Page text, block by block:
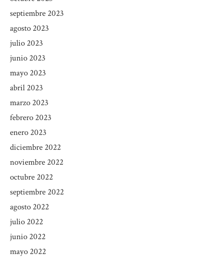
septiembre 2023
agosto 2023
julio 2023
junio 2023
mayo 2023
abril 2023
marzo 2023
febrero 2023
enero 2023
diciembre 2022
noviembre 2022
octubre 2022
septiembre 2022
agosto 2022
julio 2022
junio 2022
mayo 2022